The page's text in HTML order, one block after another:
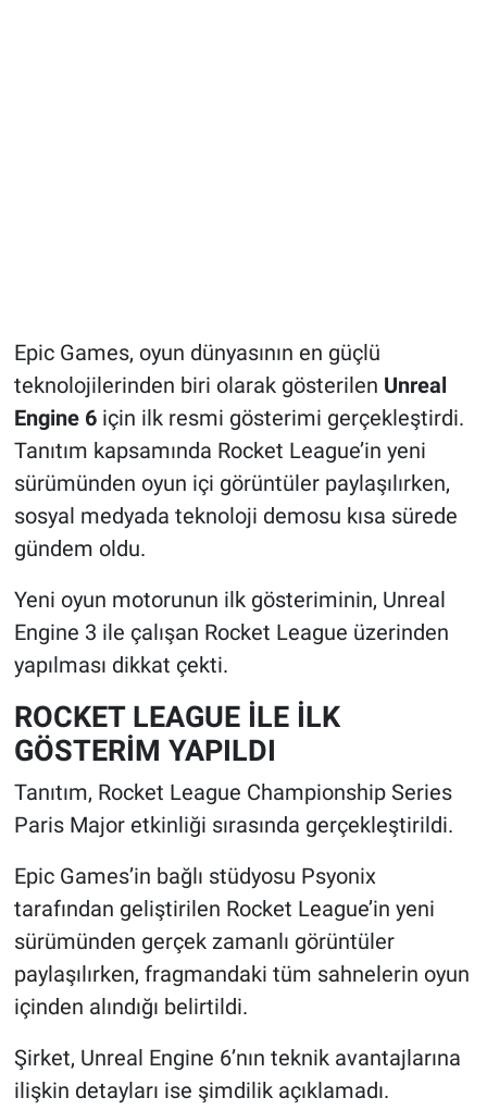
Epic Games, oyun dünyasının en güçlü
teknolojilerinden biri olarak gösterilen Unreal
Engine 6için ilk resmi gösterimi gerçekleştirdi.
Tanıtım kapsamında Rocket League’in yeni
sürümünden oyun içi görüntüler paylaşılırken,
sosyal medyada teknoloji demosu kısa sürede
gündem oldu.
Yeni oyun motorunun ilk gösteriminin, Unreal
Engine 3 ile çalışan Rocket League üzerinden
yapılması dikkat çekti.
ROCKET LEAGUE İLE İLK
GÖSTERİM YAPILDI
Tanıtım, Rocket League Championship Series
Paris Major etkinliği sırasında gerçekleştirildi.
Epic Games’in bağlı stüdyosu Psyonix
tarafından geliştirilen Rocket League’in yeni
sürümünden gerçek zamanlı görüntüler
paylaşılırken, fragmandaki tüm sahnelerin oyun
içinden alındığı belirtildi.
Şirket, Unreal Engine 6’nın teknik avantajlarına
ilişkin detayları ise şimdilik açıklamadı.